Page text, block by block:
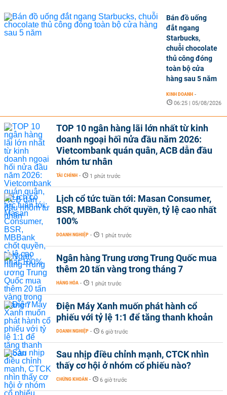
Bán đồ uống
đắt ngang
Starbucks,
chuỗi chocolate
thủ công đóng
toàn bộ cửa
hàng sau 5 năm
KINH DOANH -
06:25 | 05/08/2026
TOP 10 ngân hàng lãi lớn nhất từ kinh
doanh ngoại hối nửa đầu năm 2026:
Vietcombank quán quân, ACB dẫn đầu
nhóm tư nhân
TÀI CHÍNH - 1 phút trước
Lịch cổ tức tuần tới: Masan Consumer,
BSR, MBBank chốt quyền, tỷ lệ cao nhất
100%
DOANH NGHIỆP - 1 phút trước
Ngân hàng Trung ương Trung Quốc mua
thêm 20 tấn vàng trong tháng 7
HÀNG HÓA - 1 phút trước
Điện Máy Xanh muốn phát hành cổ
phiếu với tỷ lệ 1:1 để tăng thanh khoản
DOANH NGHIỆP - 6 giờ trước
Sau nhịp điều chỉnh mạnh, CTCK nhìn
thấy cơ hội ở nhóm cổ phiếu nào?
CHỨNG KHOÁN - 6 giờ trước